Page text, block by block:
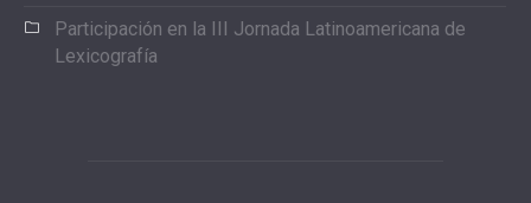
Participación en la III Jornada Latinoamericana de
Lexicografía